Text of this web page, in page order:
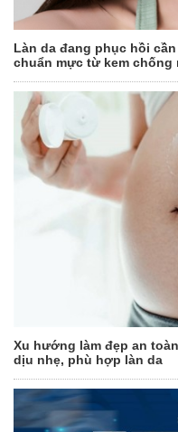
Làn da đang phục hồi
chuẩn mực từ kem chống
Xu hướng làm đẹp an
dịu nhẹ, phù hợp làn da